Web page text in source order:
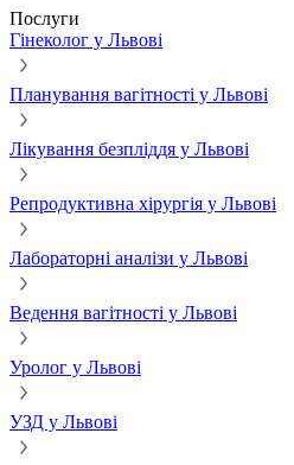
Послуги
Гінеколог у Львові
Планування вагітності у Львові
Лікування безпліддя у Львові
Репродуктивна хірургія у Львові
Лабораторні аналізи у Львові
Ведення вагітності у Львові
Уролог у Львові
УЗД у Львові